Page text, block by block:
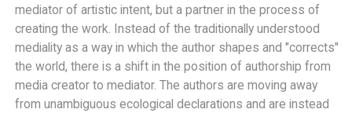
mediator of artistic intent, but a partner in the process of
creating the work. Instead of the traditionally understood
mediality as a way in which the author shapes and "corrects"
the world, there is a shift in the position of authorship from
media creator to mediator. The authors are moving away
from unambiguous ecological declarations and are instead